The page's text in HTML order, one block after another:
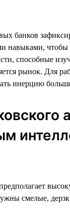
банков
чтобы
способные
рынок. Для
инерцию
смелые,